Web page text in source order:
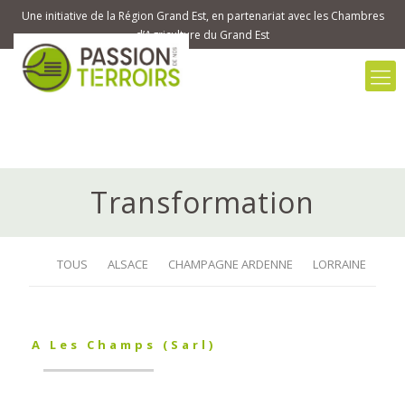
Une initiative de la Région Grand Est, en partenariat avec les Chambres
d’Agriculture du Grand Est
Transformation
TOUS ALSACE CHAMPAGNE ARDENNE LORRAINE
A Les Champs (Sarl)